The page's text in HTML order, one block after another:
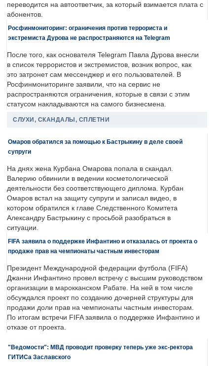
переводится на автоответчик, за который взимается плата с
абонентов.
Росфинмониторинг: ограничения против террориста и
экстремиста Дурова не распространяются на Telegram
После того, как основателя Telegram Павла Дурова внесли
в список террористов и экстремистов, возник вопрос, как
это затронет сам мессенджер и его пользователей. В
Росфинмониторинге заявили, что на сервис не
распространяются ограничения, которые в связи с этим
статусом накладываются на самого бизнесмена.
СЛУХИ, СКАНДАЛЫ, СПЛЕТНИ
Омаров обратился за помощью к Бастрыкину в деле своей
супруги
На днях жена Курбана Омарова попала в скандал.
Валерию обвинили в ведении косметологической
деятельности без соответствующего диплома. Курбан
Омаров встал на защиту супруги и записал видео, в
котором обратился к главе Следственного Комитета
Александру Бастрыкину с просьбой разобраться в
ситуации.
FIFA заявила о поддержке Инфантино и отказалась от проекта о
продаже прав на чемпионаты частным инвесторам
Президент Международной федерации футбола (FIFA)
Джанни Инфантино провел встречу с высшим руководством
организации в марокканском Рабате. На ней в том числе
обсуждался проект по созданию дочерней структуры для
продажи доли прав на чемпионаты частным инвесторам.
По итогам встречи FIFA заявила о поддержке Инфантино и
отказе от проекта.
"Ведомости": МВД проводит проверку теперь уже экс-ректора
ГИТИСа Заславского